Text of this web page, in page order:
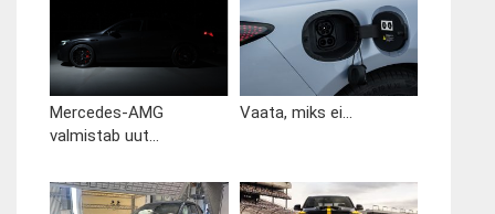
Mercedes-AMG
valmistab uut...
Vaata, miks ei...